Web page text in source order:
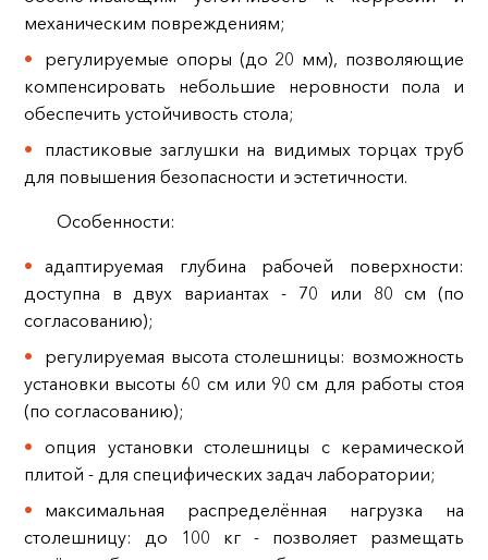
механическим повреждениям;
регулируемые опоры (до 20 мм), позволяющие
компенсировать небольшие неровности пола и
обеспечить устойчивость стола;
пластиковые заглушки на видимых торцах труб
для повышения безопасности и эстетичности.
Особенности:
адаптируемая глубина рабочей поверхности:
доступна в двух вариантах - 70 или 80 см (по
согласованию);
регулируемая высота столешницы: возможность
установки высоты 60 см или 90 см для работы стоя
(по согласованию);
опция установки столешницы с керамической
плитой - для специфических задач лаборатории;
максимальная распределённая нагрузка на
столешницу: до 100 кг - позволяет размещать